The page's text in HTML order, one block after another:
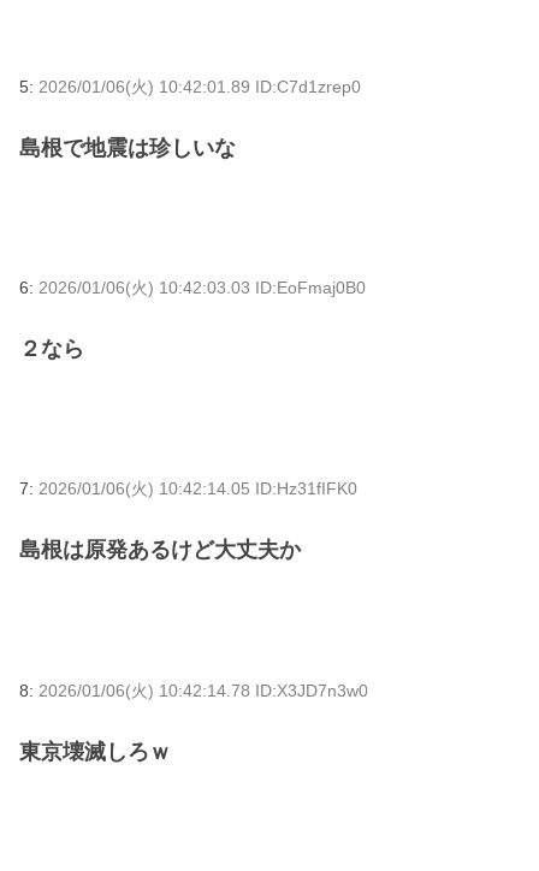
5: 2026/01/06(火) 10:42:01.89 ID:C7d1zrep0
島根で地震は珍しいな
6: 2026/01/06(火) 10:42:03.03 ID:EoFmaj0B0
２なら
7: 2026/01/06(火) 10:42:14.05 ID:Hz31fIFK0
島根は原発あるけど大丈夫か
8: 2026/01/06(火) 10:42:14.78 ID:X3JD7n3w0
東京壊滅しろｗ